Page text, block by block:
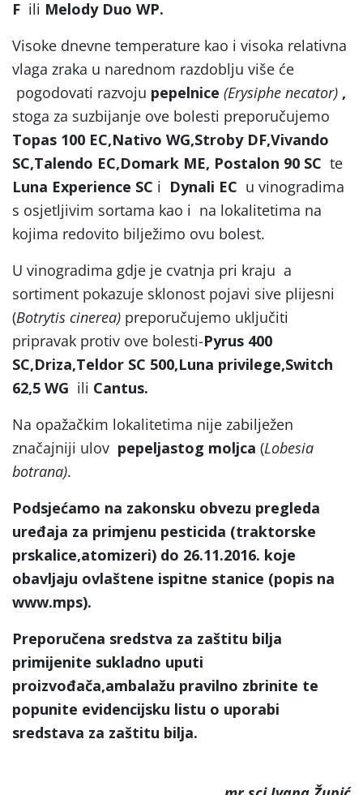
F ili Melody Duo WP.
Visoke dnevne temperature kao i visoka relativna
vlaga zraka u narednom razdoblju više će
pogodovati razvoju pepelnice (Erysiphe necator) ,
stoga za suzbijanje ove bolesti preporučujemo
Topas 100 EC,Nativo WG,Stroby DF,Vivando
SC,Talendo EC,Domark ME, Postalon 90 SC te
Luna Experience SC i Dynali EC u vinogradima
s osjetljivim sortama kao i na lokalitetima na
kojima redovito bilježimo ovu bolest.
U vinogradima gdje je cvatnja pri kraju a
sortiment pokazuje sklonost pojavi sive plijesni
(Botrytis cinerea) preporučujemo uključiti
pripravak protiv ove bolesti-Pyrus 400
SC,Driza,Teldor SC 500,Luna privilege,Switch
62,5 WG ili Cantus.
Na opažačkim lokalitetima nije zabilježen
značajniji ulov pepeljastog moljca (Lobesia
botrana).
Podsjećamo na zakonsku obvezu pregleda
uređaja za primjenu pesticida (traktorske
prskalice,atomizeri) do 26.11.2016. koje
obavljaju ovlaštene ispitne stanice (popis na
www.mps).
Preporučena sredstva za zaštitu bilja
primijenite sukladno uputi
proizvođača,ambalažu pravilno zbrinite te
popunite evidencijsku listu o uporabi
sredstava za zaštitu bilja.